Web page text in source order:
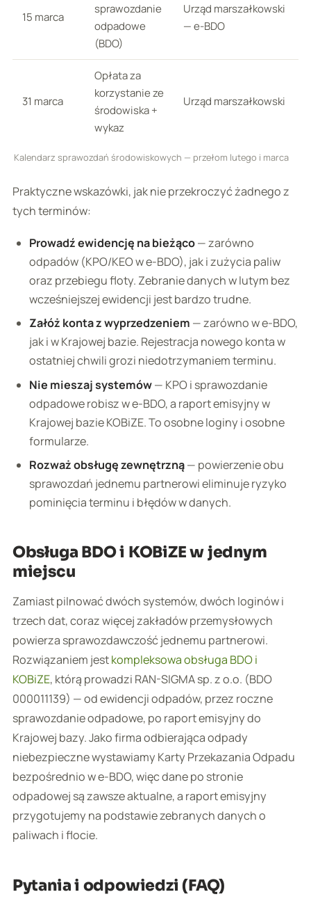
Kalendarz sprawozdań środowiskowych — przełom lutego i marca
15 marca
sprawozdanie
odpadowe
(BDO)
Urząd marszałkowski
— e-BDO
31 marca
Opłata za
korzystanie ze
środowiska +
wykaz
Urząd marszałkowski
Praktyczne wskazówki, jak nie przekroczyć żadnego z
tych terminów:
Prowadź ewidencję na bieżąco— zarówno
odpadów (KPO/KEO w e-BDO), jak i zużycia paliw
oraz przebiegu floty. Zebranie danych w lutym bez
wcześniejszej ewidencji jest bardzo trudne.
Załóż konta z wyprzedzeniem — zarówno w e-BDO,
jak i w Krajowej bazie. Rejestracja nowego konta w
ostatniej chwili grozi niedotrzymaniem terminu.
Nie mieszaj systemów— KPO i sprawozdanie
odpadowe robisz w e-BDO, a raport emisyjny w
Krajowej bazie KOBiZE. To osobne loginy i osobne
formularze.
Rozważ obsługę zewnętrzną— powierzenie obu
sprawozdań jednemu partnerowi eliminuje ryzyko
pominięcia terminu i błędów w danych.
Obsługa BDO i KOBiZE w jednym
miejscu
Zamiast pilnować dwóch systemów, dwóch loginów i
trzech dat, coraz więcej zakładów przemysłowych
powierza sprawozdawczość jednemu partnerowi.
Rozwiązaniem jestkompleksowa obsługa BDO i
KOBiZE, którą prowadzi RAN-SIGMA sp. z o.o. (BDO
000011139) — od ewidencji odpadów, przez roczne
sprawozdanie odpadowe, po raport emisyjny do
Krajowej bazy. Jako firma odbierająca odpady
niebezpieczne wystawiamy Karty Przekazania Odpadu
bezpośrednio w e-BDO, więc dane po stronie
odpadowej są zawsze aktualne, a raport emisyjny
przygotujemy na podstawie zebranych danych o
paliwach i flocie.
Pytania i odpowiedzi (FAQ)